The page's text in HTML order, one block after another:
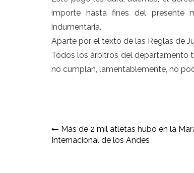
importe hasta fines del presente
indumentaria.
Aparte por el texto de las Reglas de
Todos los árbitros del departamento
no cumplan, lamentablemente, no
Navegación
de
Más de 2 mil atletas hubo en la
Internacional de los Andes